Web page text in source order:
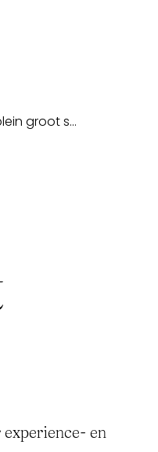
Experience- en innovatieplein groot succes
en